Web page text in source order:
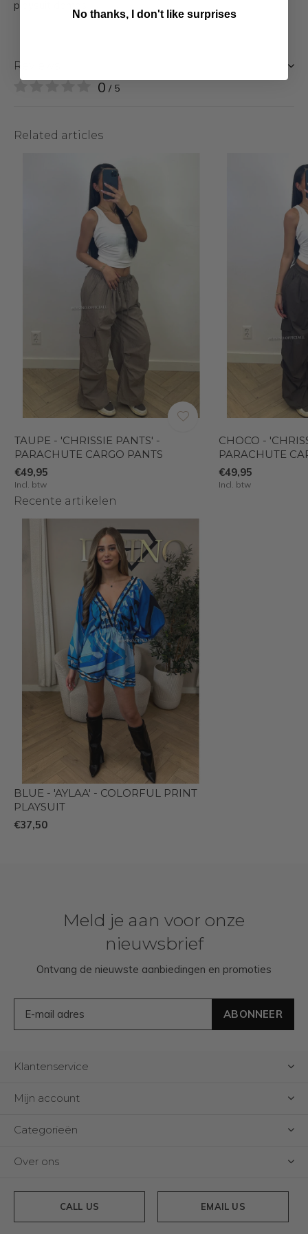
playsuit dames
Reviews
0 / 5
Related articles
TAUPE - 'CHRISSIE PANTS' -
PARACHUTE CARGO PANTS
€49,95
Incl. btw
CHOCO -
PARACHUTE
€49,95
Incl. btw
Recente artikelen
BLUE - 'AYLAA' - COLORFUL PRINT
PLAYSUIT
€37,50
Meld je aan voor onze
nieuwsbrief
Ontvang de nieuwste aanbiedingen en promoties
ABONNEER
Klantenservice
Mijn account
Categorieën
Over ons
CALL US EMAIL US
No thanks, I don't like surprises